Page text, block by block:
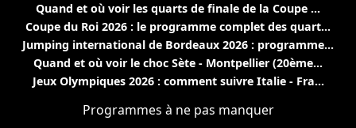
Quand et où voir les quarts de finale de la Coupe ...
Coupe du Roi 2026 : le programme complet des quart...
Jumping international de Bordeaux 2026 : programme...
Quand et où voir le choc Sète - Montpellier (20ème...
Jeux Olympiques 2026 : comment suivre Italie - Fra...
Programmes à ne pas manquer